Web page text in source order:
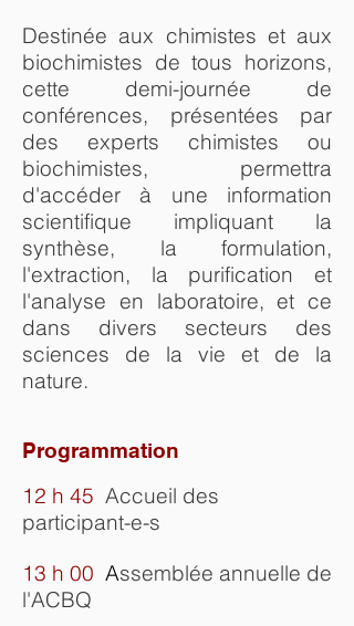
Destinée aux chimistes et aux
biochimistes de tous horizons,
cette demi-journée de
conférences, présentées par
des experts chimistes ou
biochimistes, permettra
d'accéder à une information
scientifique impliquant la
synthèse, la formulation,
l'extraction, la purification et
l'analyse en laboratoire, et ce
dans divers secteurs des
sciences de la vie et de la
nature.
Programmation
12 h 45 Accueil des
participant-e-s
13 h 00 Assemblée annuelle de
l'ACBQ